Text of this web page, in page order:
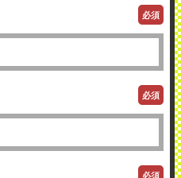
必須
必須
必須